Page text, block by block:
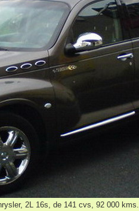
2L 16s, de 141 cvs, 92 000 kms.